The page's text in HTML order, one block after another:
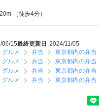
（徒歩4分）
06/15最終更新日 2024/11/05
グルメ 弁当 東京都内の弁当
グルメ 弁当 東京都内の弁当
グルメ 弁当 東京都内の弁当
グルメ 弁当 東京都内の弁当